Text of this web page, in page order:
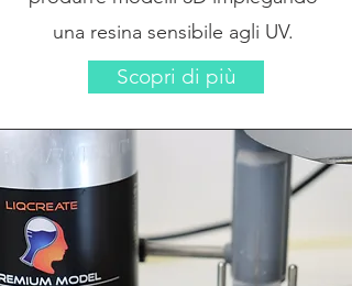
una resina sensibile agli UV.
Scopri di più